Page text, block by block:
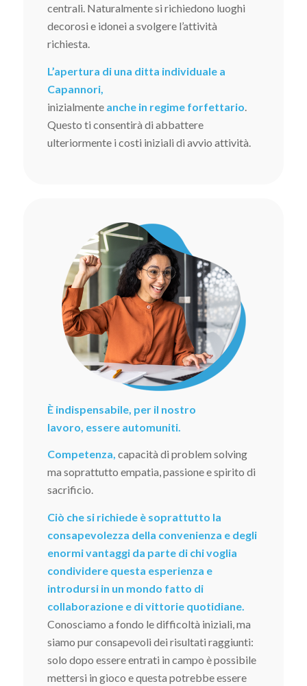
centrali. Naturalmente si richiedono luoghi
decorosi e idonei a svolgere l’attività
richiesta.
L’apertura di una ditta individuale a
Capannori,
inizialmente anche in regime forfettario
Questo ti consentirà di abbattere
ulteriormente i costi iniziali di avvio attività.
È indispensabile, per il nostro
lavoro, essere automuniti.
Competenza, capacità di problem solving
ma soprattutto empatia, passione e spirito di
sacrificio.
Ciò che si richiede è soprattutto la
consapevolezza della convenienza e degli
enormi vantaggi da parte di chi voglia
condividere questa esperienza e
introdursi in un mondo fatto di
collaborazione e di vittorie quotidiane.
Conosciamo a fondo le difficoltà iniziali, ma
siamo pur consapevoli dei risultati raggiunti:
solo dopo essere entrati in campo è possibile
mettersi in gioco e questa potrebbe essere